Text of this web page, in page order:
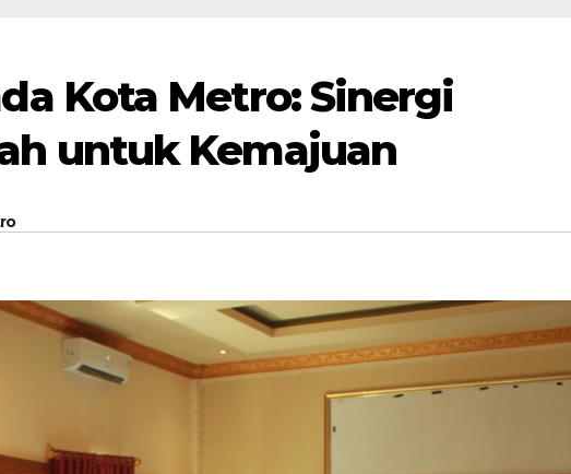
Kota Metro: Sinergi
untuk Kemajuan